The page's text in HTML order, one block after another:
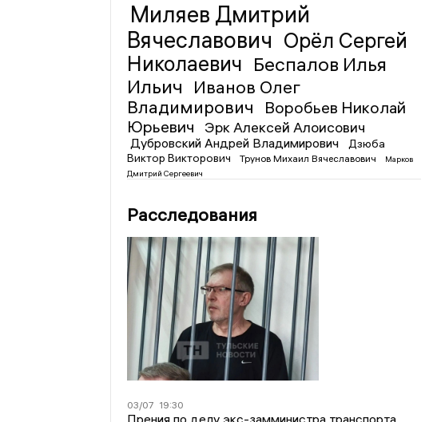
Миляев Дмитрий
Вячеславович Орёл Сергей
Николаевич Беспалов Илья
Ильич
Иванов Олег
Владимирович
Воробьев Николай
Юрьевич
Эрк Алексей Алоисович
Дубровский Андрей Владимирович
Дзюба
Виктор Викторович
Трунов Михаил Вячеславович
Марков
Дмитрий Сергеевич
Расследования
03/07 19:30
Прения по делу экс-замминистра транспорта